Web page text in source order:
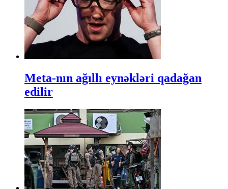
Meta-nın ağıllı eynəkləri qadağan
edilir